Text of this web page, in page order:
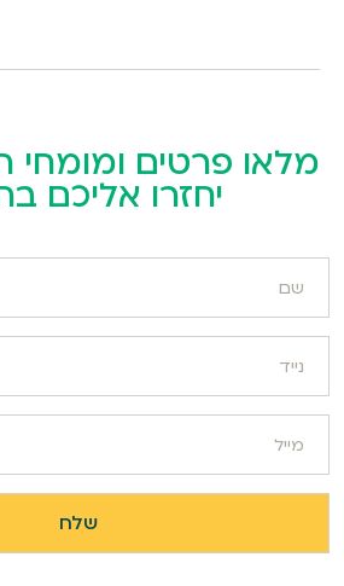
מלאו פרטים ומומחי
יחזרו אליכם